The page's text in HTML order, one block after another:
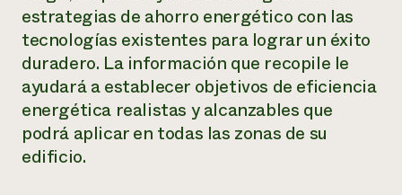
estrategias de ahorro energético con las
tecnologías existentes para lograr un éxito
duradero. La información que recopile le
ayudará a establecer objetivos de eficiencia
energética realistas y alcanzables que
podrá aplicar en todas las zonas de su
edificio.